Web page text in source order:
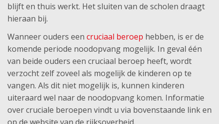
blijft en thuis werkt. Het sluiten van de scholen draagt
hieraan bij.
Wanneer ouders een cruciaal beroep hebben, is er de
komende periode noodopvang mogelijk. In geval één
van beide ouders een cruciaal beroep heeft, wordt
verzocht zelf zoveel als mogelijk de kinderen op te
vangen. Als dit niet mogelijk is, kunnen kinderen
uiteraard wel naar de noodopvang komen. Informatie
over cruciale beroepen vindt u via bovenstaande link en